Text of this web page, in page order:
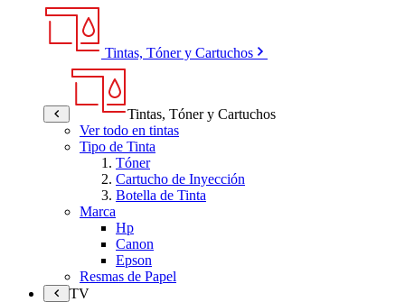
Tintas, Tóner y Cartuchos
Tintas, Tóner y Cartuchos
Ver todo en tintas
Tipo de Tinta
Tóner
Cartucho de Inyección
Botella de Tinta
Marca
Hp
Canon
Epson
Resmas de Papel
TV